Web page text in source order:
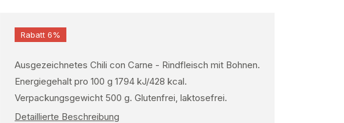
Rabatt 6%
Ausgezeichnetes Chili con Carne - Rindfleisch mit Bohnen.
Energiegehalt pro 100 g 1794 kJ/428 kcal.
Verpackungsgewicht 500 g. Glutenfrei, laktosefrei.
Detaillierte Beschreibung